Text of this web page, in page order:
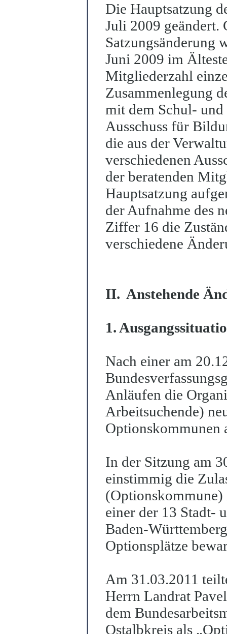
Die Hauptsatzung
Juli 2009 geändert.
Satzungsänderung
Juni 2009 im
Mitgliederzahl
Zusammenlegung
mit dem Schul- und
Ausschuss für
die aus der
verschiedenen
der beratenden
Hauptsatzung
der Aufnahme des
Ziffer 16 die
verschiedene
II. Anstehende
1.
Nach einer am
Anläufen die
Arbeitsuchende)
Optionskommunen
In der Sitzung am
einstimmig die
(Optionskommune)
einer der 13 Stadt-
Baden-
Optionsplätze
Am 31.03.2011
Herrn Landrat
dem
Ostalbkreis als